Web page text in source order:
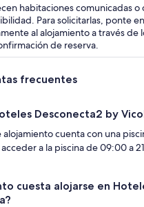
habitaciones comunicadas o
Para solicitarlas, ponte
al alojamiento a través de
de reserva.
frecuentes
Desconecta2 by
alojamiento cuenta con una
a la piscina de 09:00 a
cuesta alojarse en